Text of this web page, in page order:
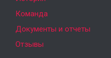
Команда
Документы и отчеты
Отзывы